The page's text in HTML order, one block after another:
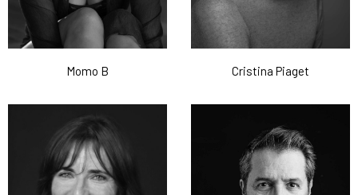
Momo B Cristina Piaget